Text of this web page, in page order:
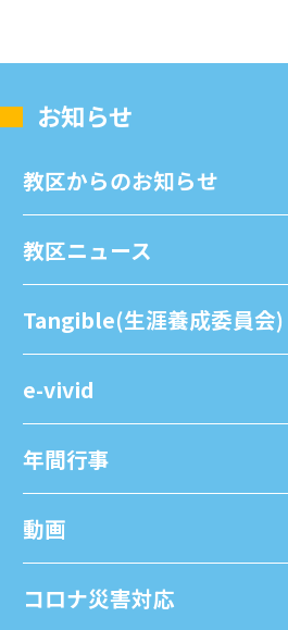
お知らせ
教区からのお知らせ
教区ニュース
Tangible(生涯養成委員会)
e-vivid
年間⾏事
動画
コロナ災害対応